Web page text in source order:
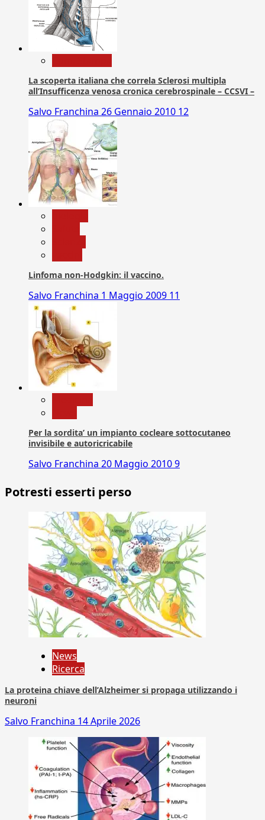
La scoperta italiana che correla Sclerosi multipla
all’Insufficenza venosa cronica cerebrospinale – CCSVI –
Salvo Franchina 26 Gennaio 2010 12
Linfoma non-Hodgkin: il vaccino.
Salvo Franchina 1 Maggio 2009 11
Per la sordita’ un impianto cocleare sottocutaneo
invisibile e autoricricabile
Salvo Franchina 20 Maggio 20109
Potresti esserti perso
News
Ricerca
La proteina chiave dell’Alzheimer si propaga utilizzando i
neuroni
Salvo Franchina 14 Aprile 2026